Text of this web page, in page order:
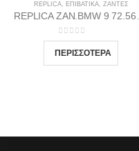
REPLICA, ΕΠΙΒΑΤΙΚΑ, ΖΆΝΤΕΣ
0out of 5